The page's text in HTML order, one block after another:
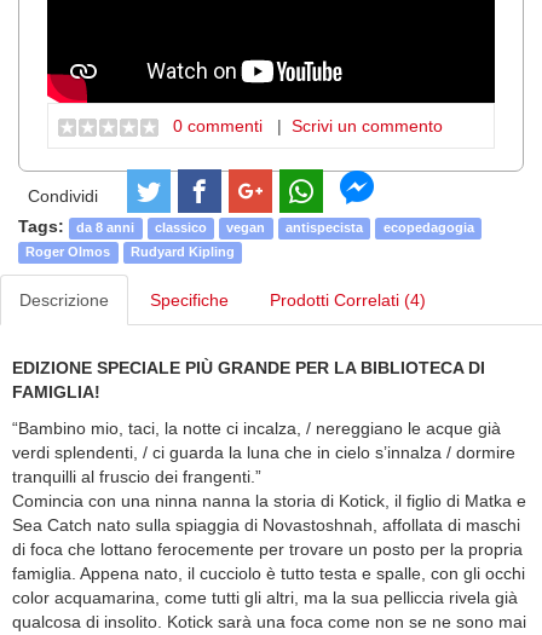
0 commenti | Scrivi un commento
Condividi
Tags:
da 8 anni classico vegan antispecista
ecopedagogia
Roger Olmos
Rudyard Kipling
Descrizione Specifiche Prodotti Correlati (4)
EDIZIONE SPECIALE PIÙ GRANDE PER LA BIBLIOTECA DI
FAMIGLIA!
“Bambino mio, taci, la notte ci incalza, / nereggiano le acque già
verdi splendenti, / ci guarda la luna che in cielo s’innalza / dormire
tranquilli al fruscio dei frangenti.”
Comincia con una ninna nanna la storia di Kotick, il figlio di Matka e
Sea Catch nato sulla spiaggia di Novastoshnah, affollata di maschi
di foca che lottano ferocemente per trovare un posto per la propria
famiglia. Appena nato, il cucciolo è tutto testa e spalle, con gli occhi
color acquamarina, come tutti gli altri, ma la sua pelliccia rivela già
qualcosa di insolito. Kotick sarà una foca come non se ne sono mai